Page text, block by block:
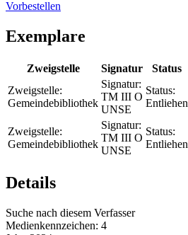
Vorbestellen
Exemplare
Zweigstelle Signatur Status
Zweigstelle:
Gemeindebibliothek
Signatur:
TM III O
UNSE
Status:
Entliehen
Zweigstelle:
Gemeindebibliothek
Signatur:
TM III O
UNSE
Status:
Entliehen
Details
Suche nach diesem Verfasser
Medienkennzeichen: 4